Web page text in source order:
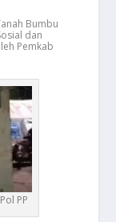
Bumbu
dan
Pemkab
PP